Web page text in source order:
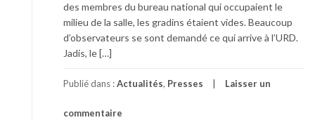
des membres du bureau national qui occupaient le
milieu de la salle, les gradins étaient vides. Beaucoup
d’observateurs se sont demandé ce qui arrive à l’URD.
Jadis, le […]
Publié dans :Actualités, Presses Laisser un
commentaire